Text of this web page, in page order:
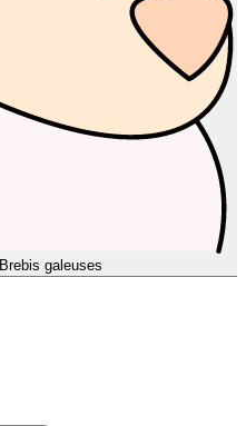
Brebis galeuses